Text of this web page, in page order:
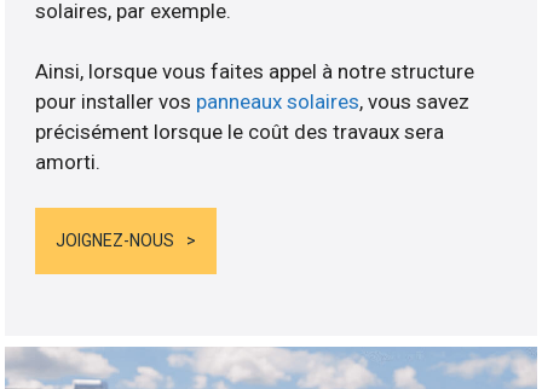
solaires, par exemple.
Ainsi, lorsque vous faites appel à notre structure
pour installer vos panneaux solaires, vous savez
précisément lorsque le coût des travaux sera
amorti.
JOIGNEZ-NOUS